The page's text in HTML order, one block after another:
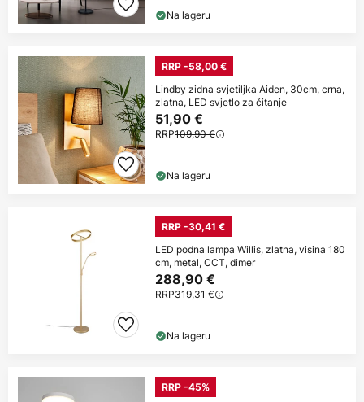
Na lageru
RRP -58,00 €
Lindby zidna svjetiljka Aiden, 30cm, crna,
zlatna, LED svjetlo za čitanje
51,90 €
RRP109,90 €
Na lageru
RRP -30,41 €
LED podna lampa Willis, zlatna, visina 180
cm, metal, CCT, dimer
288,90 €
RRP319,31 €
Na lageru
RRP -45%